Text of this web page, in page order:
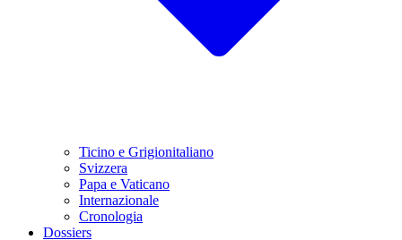
Ticino e Grigionitaliano
Svizzera
Papa e Vaticano
Internazionale
Cronologia
Dossiers